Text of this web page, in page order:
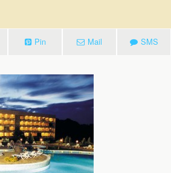
Pin Mail SMS